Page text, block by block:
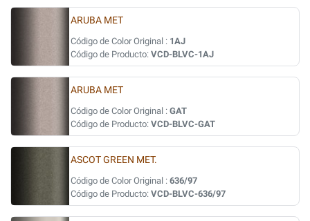
ARUBA MET
Código de Color Original : 1AJ
Código de Producto: VCD-BLVC-1AJ
ARUBA MET
Código de Color Original : GAT
Código de Producto: VCD-BLVC-GAT
ASCOT GREEN MET.
Código de Color Original : 636/97
Código de Producto: VCD-BLVC-636/97